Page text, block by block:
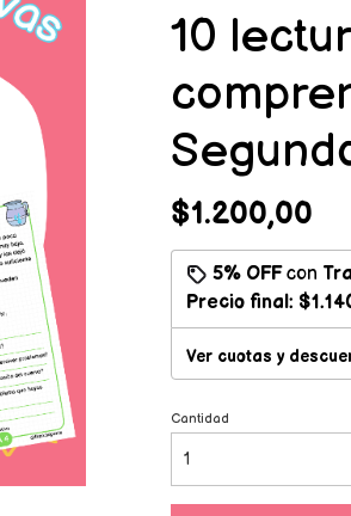
10
$1.200,00
5% OFFcon
Precio final:
Ver cuotas y
Cantidad